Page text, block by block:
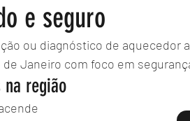
RJ aquecedor
e seguro
ou diagnóstico de aquecedor
de Janeiro com foco em
região